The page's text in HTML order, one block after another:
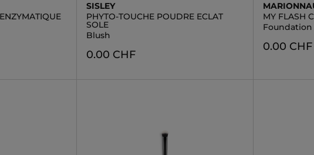
SISLEY
PHYTO-TOUCHE POUDRE ECLAT
SOLE
Blush
0.00 CHF
MY FLASH
Foundation
0.00 CHF